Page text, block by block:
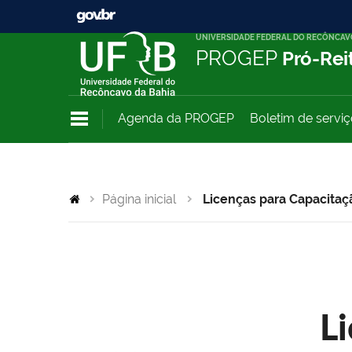
UNIVERSIDADE FEDERAL DO
PROGEP Pró-
Agenda da PROGEP Boletim de
Página inicial Licenças para